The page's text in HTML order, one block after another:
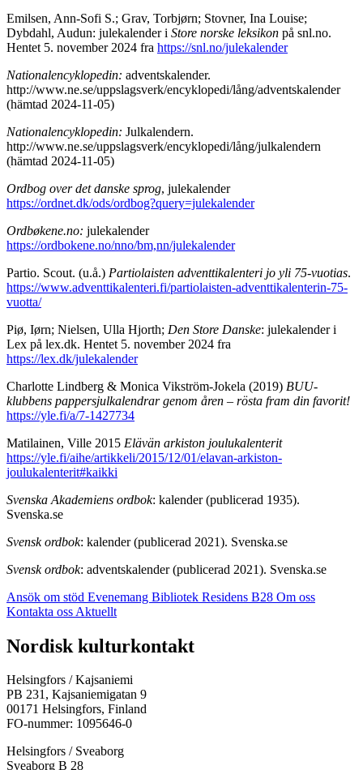
Emilsen, Ann-Sofi S.; Grav, Torbjørn; Stovner, Ina Louise;
Dybdahl, Audun: julekalender i Store norske leksikon på snl.no.
Hentet 5. november 2024 fra https://snl.no/julekalender
Nationalencyklopedin: adventskalender.
http://www.ne.se/uppslagsverk/encyklopedi/lång/adventskalender
(hämtad 2024-11-05)
Nationalencyklopedin: Julkalendern.
http://www.ne.se/uppslagsverk/encyklopedi/lång/julkalendern
(hämtad 2024-11-05)
Ordbog over det danske sprog, julekalender
https://ordnet.dk/ods/ordbog?query=julekalender
Ordbøkene.no: julekalender
https://ordbokene.no/nno/bm,nn/julekalender
Partio. Scout. (u.å.) Partiolaisten adventtikalenteri jo yli 75-vuotias.
https://www.adventtikalenteri.fi/partiolaisten-adventtikalenterin-75-
vuotta/
Piø, Iørn; Nielsen, Ulla Hjorth; Den Store Danske: julekalender i
Lex på lex.dk. Hentet 5. november 2024 fra
https://lex.dk/julekalender
Charlotte Lindberg & Monica Vikström-Jokela (2019) BUU-
klubbens pappersjulkalendrar genom åren – rösta fram din favorit!
https://yle.fi/a/7-1427734
Matilainen, Ville 2015 Elävän arkiston joulukalenterit
https://yle.fi/aihe/artikkeli/2015/12/01/elavan-arkiston-
joulukalenterit#kaikki
Svenska Akademiens ordbok: kalender (publicerad 1935).
Svenska.se
Svensk ordbok: kalender (publicerad 2021). Svenska.se
Svensk ordbok: adventskalender (publicerad 2021). Svenska.se
Ansök om stöd Evenemang Bibliotek Residens B28 Om oss
Kontakta oss Aktuellt
Facebook:
Öppnas
en
ny
flik
Instagram:
Öppnas
en
ny
flik
TikTok:
Öppnas
en
ny
flik
Youtube:
Öppnas
en
ny
flik
Vimeo:
Öppnas
en
ny
flik
Nordisk kulturkontakt
Helsingfors / Kajsaniemi
PB 231, Kajsaniemigatan 9
00171 Helsingfors, Finland
FO-nummer: 1095646-0
Helsingfors / Sveaborg
Sveaborg B 28